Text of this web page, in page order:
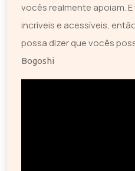
vocês realmente apoiam.
incríveis e acessíveis,
possa dizer que vocês
Bogoshi